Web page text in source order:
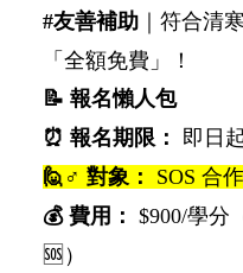
#友善補助 ｜符合清
「全額免費」！
📝 報名懶人包
⏰ 報名期限： 即日
🙋 ‍♂️ 對象：
SOS 合
💰 費用：
🆘 ）